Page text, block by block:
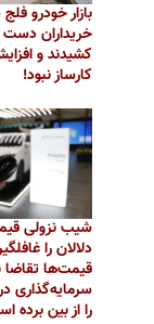
بازار خودرو
خریداران دست
کشیدند و
کارساز نبود!
شیب نزولی
دلالان را
قیمت‌ها تقاضا
سرمایه‌گذاری
را از بین برده